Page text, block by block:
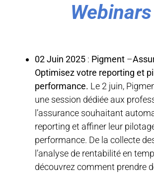
Webinars
02 Juin 2025 : Pigment –
Optimisez votre reporting et
performance. Le 2 juin,
une session dédiée aux
l’assurance souhaitant
reporting et affiner leur
performance. De la collecte
l’analyse de rentabilité en
découvrez comment prendre